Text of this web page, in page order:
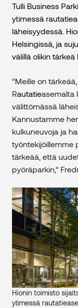
Tulli Business
ytimessä
läheisyydessä.
Helsingissä, ja
välillä olikin tärkeä
“Meille on
Rautatieasemalta
välittömässä
Kannustamme
kulkuneuvoja ja
työntekijöillemme
tärkeää, että
pyöräparkin,”
Hionin toimisto
ytimessä